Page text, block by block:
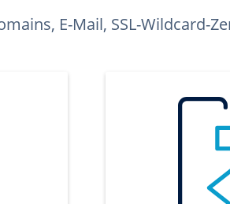
E-Mail, SSL-Wildcard-